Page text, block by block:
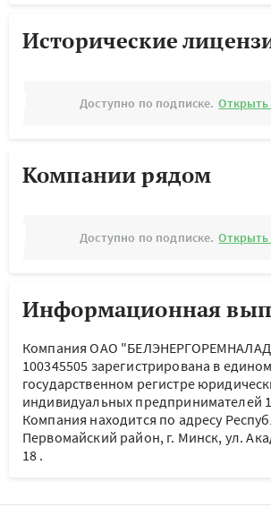
Исторические
Доступно по подписке. Открыть
Компании рядом
Доступно по подписке. Открыть
Информационная
Компания ОАО
100345505 зарегистрирована в едином
государственном регистре
индивидуальных предпринимателей
Компания находится по адресу
Первомайский район, г. Минск, ул.
18 .